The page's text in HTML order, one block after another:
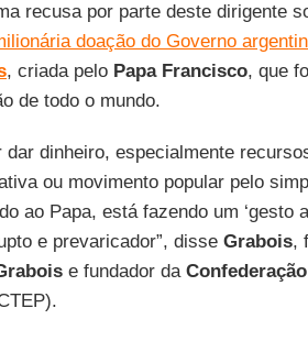
recusa por parte deste dirigente
doação do Governo
, criada pelo Papa Francisco, que
de todo o mundo.
dar dinheiro, especialmente
ou movimento popular pelo
ao Papa, está fazendo um ‘gesto
e prevaricador”, disse Grabois,
e fundador da